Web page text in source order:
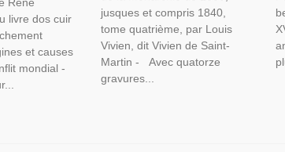
livre dos cuir
et causes
mondial -
jusques et compris 1840,
tome quatrième, par Louis
Vivien, dit Vivien de Saint-
Martin - Avec quatorze
gravures...